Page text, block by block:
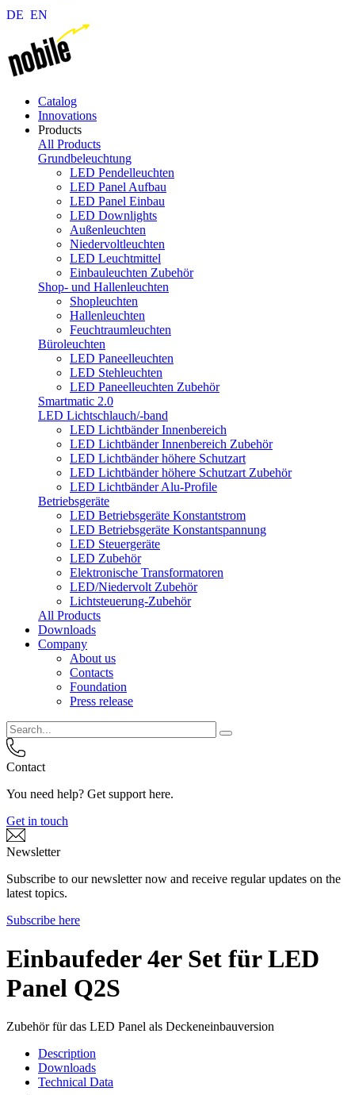
DE EN
Catalog
Innovations
Products
All Products
Grundbeleuchtung
LED Pendelleuchten
LED Panel Aufbau
LED Panel Einbau
LED Downlights
Außenleuchten
Niedervoltleuchten
LED Leuchtmittel
Einbauleuchten Zubehör
Shop- und Hallenleuchten
Shopleuchten
Hallenleuchten
Feuchtraumleuchten
Büroleuchten
LED Paneelleuchten
LED Stehleuchten
LED Paneelleuchten Zubehör
Smartmatic 2.0
LED Lichtschlauch/-band
LED Lichtbänder Innenbereich
LED Lichtbänder Innenbereich Zubehör
LED Lichtbänder höhere Schutzart
LED Lichtbänder höhere Schutzart Zubehör
LED Lichtbänder Alu-Profile
Betriebsgeräte
LED Betriebsgeräte Konstantstrom
LED Betriebsgeräte Konstantspannung
LED Steuergeräte
LED Zubehör
Elektronische Transformatoren
LED/Niedervolt Zubehör
Lichtsteuerung-Zubehör
All Products
Downloads
Company
About us
Contacts
Foundation
Press release
Contact
You need help? Get support here.
Get in touch
Newsletter
Subscribe to our newsletter now and receive regular updates on the
latest topics.
Subscribe here
Einbaufeder 4er Set für LED
Panel Q2S
Zubehör für das LED Panel als Deckeneinbauversion
Description
Downloads
Technical Data